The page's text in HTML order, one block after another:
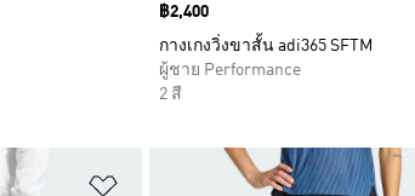
Price
฿2,400
กางเกงวิ่งขาสั้น adi365 SFTM
ผู้ชาย Performance
2 สี
เพิ่มไปยังรายการสินค้าโปรด